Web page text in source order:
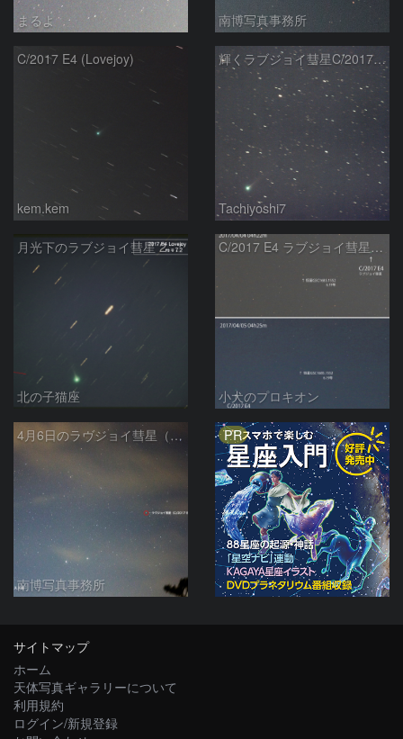
まるよ 南博写真事務所
C/2017 E4 (Lovejoy)
kem.kem
輝くラブジョイ彗星C/2017E4
Tachiyoshi7
月光下のラブジョイ彗星 2017E4 Lovejoy
北の子猫座
C/2017 E4 ラブジョイ彗星の動き
小犬のプロキオン
4月6日のラヴジョイ彗星（C/2017 E4）
南博写真事務所
PR
サイトマップ
ホーム
天体写真ギャラリーについて
利用規約
ログイン/新規登録